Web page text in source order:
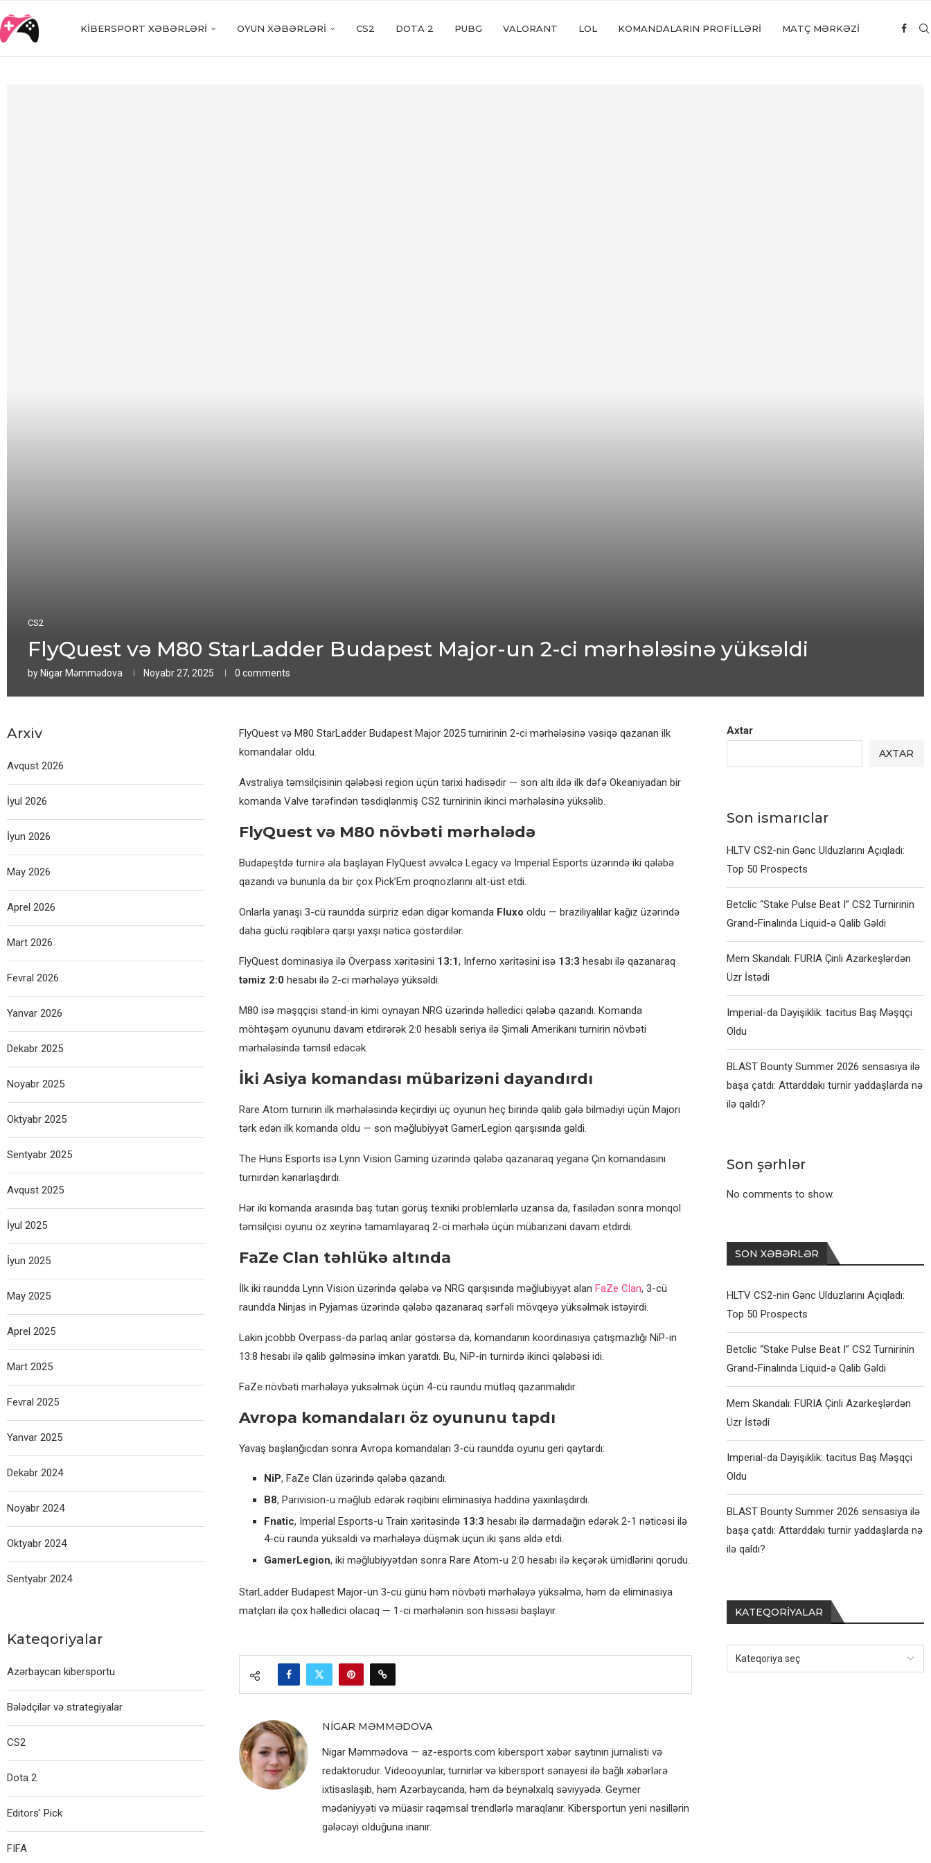
KIBERSPORT XƏBƏRLƏRI OYUN XƏBƏRLƏRI CS2 DOTA 2 PUBG VALORANT LOL KOMANDALARIN PROFILLƏRI MATÇ MƏRKƏZİ
CS2
FlyQuest və M80 StarLadder Budapest Major-un 2-ci mərhələsinə yüksəldi
by Nigar Məmmədova Noyabr 27, 2025 0 comments
FlyQuest və M80 StarLadder Budapest Major 2025 turnirinin 2-ci mərhələsinə vəsiqə qazanan ilk
komandalar oldu.
Avstraliya təmsilçisinin qələbəsi region üçün tarixi hadisədir — son altı ildə ilk dəfə Okeaniyadan bir
komanda Valve tərəfindən təsdiqlənmiş CS2 turnirinin ikinci mərhələsinə yüksəlib.
FlyQuest və M80 növbəti mərhələdə
Budapeştdə turnirə əla başlayan FlyQuest əvvəlcə Legacy və Imperial Esports üzərində iki qələbə
qazandı və bununla da bir çox Pick’Em proqnozlarını alt-üst etdi.
Onlarla yanaşı 3-cü raundda sürpriz edən digər komanda Fluxo oldu — braziliyalılar kağız üzərində
daha güclü rəqiblərə qarşı yaxşı nəticə göstərdilər.
FlyQuest dominasiya ilə Overpass xəritəsini 13:1, Inferno xəritəsini isə 13:3 hesabı ilə qazanaraq
təmiz 2:0 hesabı ilə 2-ci mərhələyə yüksəldi.
M80 isə məşqçisi stand-in kimi oynayan NRG üzərində həlledici qələbə qazandı. Komanda
möhtəşəm oyununu davam etdirərək 2:0 hesablı seriya ilə Şimali Amerikanı turnirin növbəti
mərhələsində təmsil edəcək.
İki Asiya komandası mübarizəni dayandırdı
Rare Atom turnirin ilk mərhələsində keçirdiyi üç oyunun heç birində qalib gələ bilmədiyi üçün Majorı
tərk edən ilk komanda oldu — son məğlubiyyət GamerLegion qarşısında gəldi.
The Huns Esports isə Lynn Vision Gaming üzərində qələbə qazanaraq yeganə Çin komandasını
turnirdən kənarlaşdırdı.
Hər iki komanda arasında baş tutan görüş texniki problemlərlə uzansa da, fasilədən sonra monqol
təmsilçisi oyunu öz xeyrinə tamamlayaraq 2-ci mərhələ üçün mübarizəni davam etdirdi.
FaZe Clan təhlükə altında
İlk iki raundda Lynn Vision üzərində qələbə və NRG qarşısında məğlubiyyət alan FaZe Clan, 3-cü
raundda Ninjas in Pyjamas üzərində qələbə qazanaraq sərfəli mövqeyə yüksəlmək istəyirdi.
Lakin jcobbb Overpass-də parlaq anlar göstərsə də, komandanın koordinasiya çatışmazlığı NiP-in
13:8 hesabı ilə qalib gəlməsinə imkan yaratdı. Bu, NiP-in turnirdə ikinci qələbəsi idi.
FaZe növbəti mərhələyə yüksəlmək üçün 4-cü raundu mütləq qazanmalıdır.
Avropa komandaları öz oyununu tapdı
Yavaş başlanğıcdan sonra Avropa komandaları 3-cü raundda oyunu geri qaytardı:
NiP, FaZe Clan üzərində qələbə qazandı.
B8, Parivision-u məğlub edərək rəqibini eliminasiya həddinə yaxınlaşdırdı.
Fnatic, Imperial Esports-u Train xəritəsində 13:3 hesabı ilə darmadağın edərək 2-1 nəticəsi ilə
4-cü raunda yüksəldi və mərhələyə düşmək üçün iki şans əldə etdi.
GamerLegion, iki məğlubiyyətdən sonra Rare Atom-u 2:0 hesabı ilə keçərək ümidlərini qorudu.
StarLadder Budapest Major-un 3-cü günü həm növbəti mərhələyə yüksəlmə, həm də eliminasiya
matçları ilə çox həlledici olacaq — 1-ci mərhələnin son hissəsi başlayır.
NIGAR MƏMMƏDOVA
Nigar Məmmədova — az-esports.com kibersport xəbər saytının jurnalisti və
redaktorudur. Videooyunlar, turnirlər və kibersport sənayesi ilə bağlı xəbərlərə
ixtisaslaşıb, həm Azərbaycanda, həm də beynəlxalq səviyyədə. Geymer
mədəniyyəti və müasir rəqəmsal trendlərlə maraqlanır. Kibersportun yeni nəsillərin
gələcəyi olduğuna inanır.
Axtar
AXTAR
Son ismarıclar
HLTV CS2-nin Gənc Ulduzlarını Açıqladı:
Top 50 Prospects
Betclic “Stake Pulse Beat I” CS2 Turnirinin
Grand-Finalında Liquid-ə Qalib Gəldi
Mem Skandalı: FURIA Çinli Azarkeşlərdən
Üzr İstədi
Imperial-da Dəyişiklik: tacitus Baş Məşqçi
Oldu
BLAST Bounty Summer 2026 sensasiya ilə
başa çatdı: Attarddakı turnir yaddaşlarda nə
ilə qaldı?
Son şərhlər
No comments to show.
SON XƏBƏRLƏR
HLTV CS2-nin Gənc Ulduzlarını Açıqladı:
Top 50 Prospects
Betclic “Stake Pulse Beat I” CS2 Turnirinin
Grand-Finalında Liquid-ə Qalib Gəldi
Mem Skandalı: FURIA Çinli Azarkeşlərdən
Üzr İstədi
Imperial-da Dəyişiklik: tacitus Baş Məşqçi
Oldu
BLAST Bounty Summer 2026 sensasiya ilə
başa çatdı: Attarddakı turnir yaddaşlarda nə
ilə qaldı?
KATEQORIYALAR
Arxiv
Avqust 2026
İyul 2026
İyun 2026
May 2026
Aprel 2026
Mart 2026
Fevral 2026
Yanvar 2026
Dekabr 2025
Noyabr 2025
Oktyabr 2025
Sentyabr 2025
Avqust 2025
İyul 2025
İyun 2025
May 2025
Aprel 2025
Mart 2025
Fevral 2025
Yanvar 2025
Dekabr 2024
Noyabr 2024
Oktyabr 2024
Sentyabr 2024
Kateqoriyalar
Azərbaycan kibersportu
Bələdçilər və strategiyalar
CS2
Dota 2
Editors' Pick
FIFA